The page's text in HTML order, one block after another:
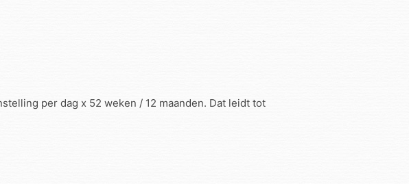
per dag x 52 weken / 12 maanden. Dat leidt tot